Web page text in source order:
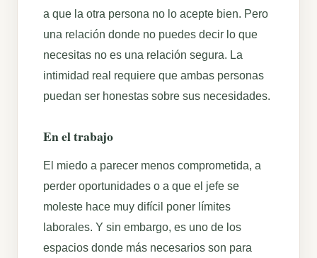
a que la otra persona no lo acepte bien. Pero
una relación donde no puedes decir lo que
necesitas no es una relación segura. La
intimidad real requiere que ambas personas
puedan ser honestas sobre sus necesidades.
En el trabajo
El miedo a parecer menos comprometida, a
perder oportunidades o a que el jefe se
moleste hace muy difícil poner límites
laborales. Y sin embargo, es uno de los
espacios donde más necesarios son para